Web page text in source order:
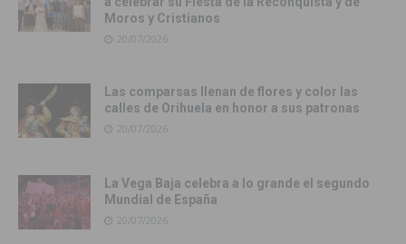
Moros y Cristianos
20/07/2026
Las comparsas llenan de flores y color las
calles de Orihuela en honor a sus patronas
20/07/2026
La Vega Baja celebra a lo grande el segundo
Mundial de España
20/07/2026